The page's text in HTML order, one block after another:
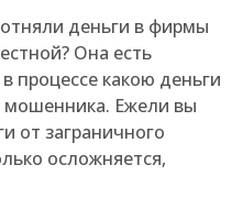
деньги в фирмы
Она есть
процессе какою деньги
Ежели вы
от заграничного
осложняется,